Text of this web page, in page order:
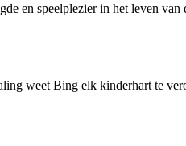
en speelplezier in het leven
weet Bing elk kinderhart te